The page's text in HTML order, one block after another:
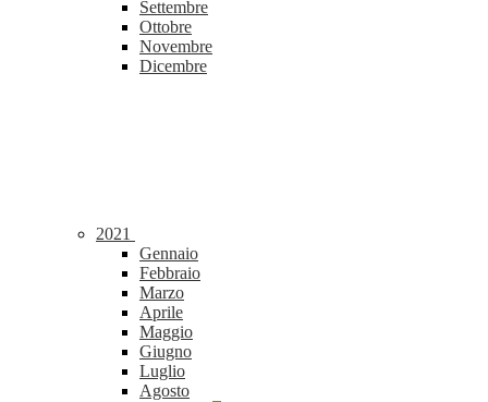
Settembre
Ottobre
Novembre
Dicembre
2021
Gennaio
Febbraio
Marzo
Aprile
Maggio
Giugno
Luglio
Agosto